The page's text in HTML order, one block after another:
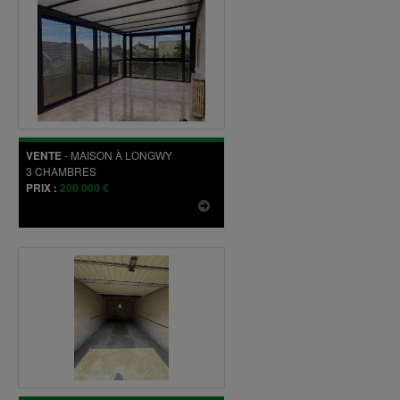
VENTE- MAISON À LONGWY
3 CHAMBRES
PRIX : 200 000 €